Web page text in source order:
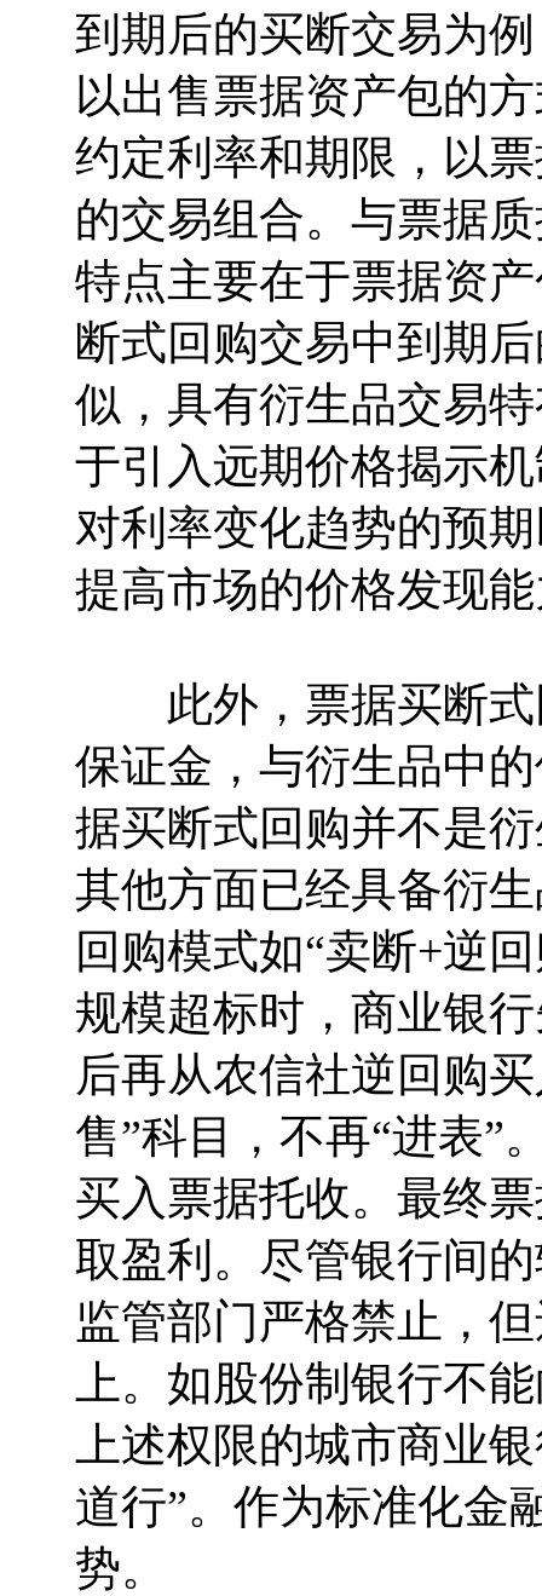
到期后的买断交易为
以出售票据资产包的
约定利率和期限，以
的交易组合。与票据
特点主要在于票据资
断式回购交易中到期
似，具有衍生品交易
于引入远期价格揭示
对利率变化趋势的预
提高市场的价格发现
此外，票据买断式
保证金，与衍生品中
据买断式回购并不是
其他方面已经具备衍
回购模式如“卖断+逆
规模超标时，商业银
后再从农信社逆回购
售”科目，不再“进表”
买入票据托收。最终
取盈利。尽管银行间
监管部门严格禁止，
上。如股份制银行不
上述权限的城市商业
道行”。作为标准化金
势。